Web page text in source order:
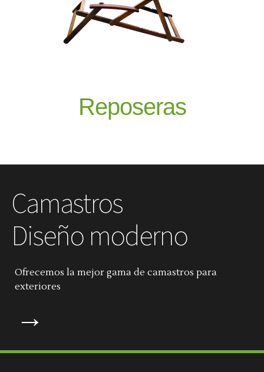
Reposeras
Camastros
Diseño moderno
Ofrecemos la mejor gama de camastros para
exteriores
→